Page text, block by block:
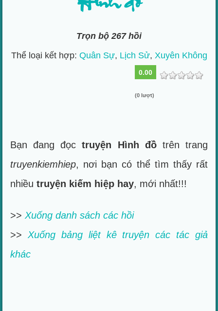
Trọn bộ 267 hồi
Thể loại kết hợp: Quân Sự, Lịch Sử, Xuyên Không
0.00
(0 lượt)
Bạn đang đọctruyện Hình đồtrên trang
truyenkiemhiep, nơi bạn có thể tìm thấy rất
nhiềutruyện kiếm hiệp hay, mới nhất!!!
>>Xuống danh sách các hồi
>>Xuống bảng liệt kê truyện các tác giả
khác